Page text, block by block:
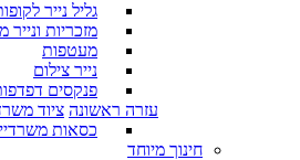
גליל נייר
מזכריות ונייר
מעטפות
נייר צילום
פנקסים
עזרה ראשונה ציוד
כסאות
חינוך מיוחד